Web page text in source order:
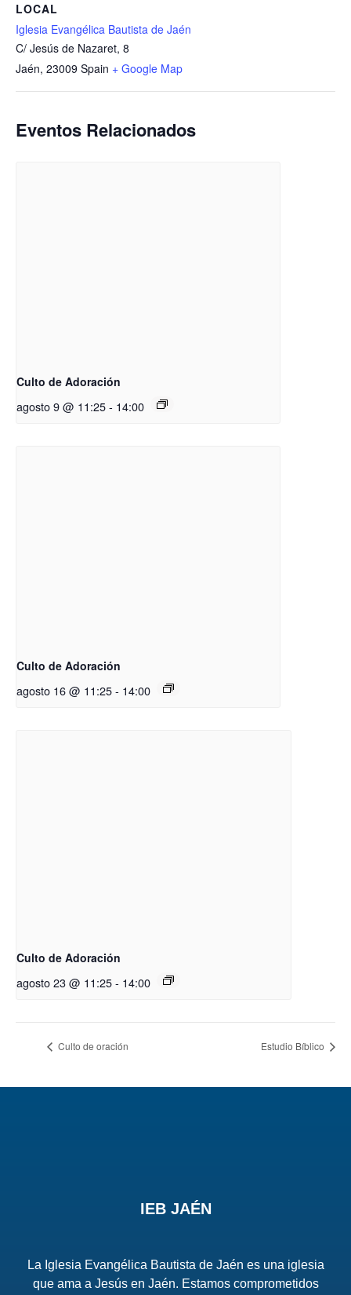
LOCAL
Iglesia Evangélica Bautista de Jaén
C/ Jesús de Nazaret, 8
Jaén, 23009 Spain + Google Map
Eventos Relacionados
Culto de Adoración
agosto 9 @ 11:25- 14:00
Culto de Adoración
agosto 16 @ 11:25- 14:00
Culto de Adoración
agosto 23 @ 11:25- 14:00
Culto de oración Estudio Bíblico
IEB JAÉN
La Iglesia Evangélica Bautista de Jaén es una iglesia
que ama a Jesús en Jaén. Estamos comprometidos